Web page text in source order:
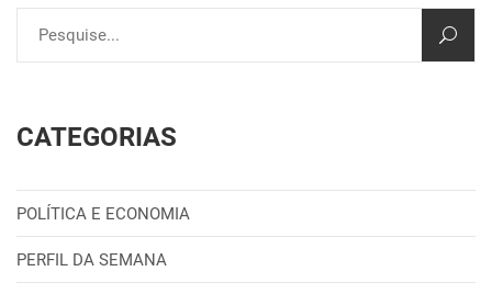
CATEGORIAS
POLÍTICA E ECONOMIA
PERFIL DA SEMANA